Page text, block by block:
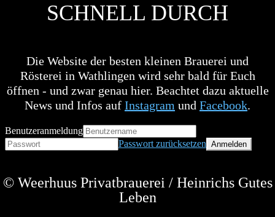
SCHNELL DURCH
Die Website der besten kleinen Brauerei und
Rösterei in Wathlingen wird sehr bald für Euch
öffnen - und zwar genau hier. Beachtet dazu aktuelle
News und Infos auf Instagram und Facebook.
© Weerhuus Privatbrauerei / Heinrichs Gutes
Leben
Benutzeranmeldung
Passwort zurücksetzen